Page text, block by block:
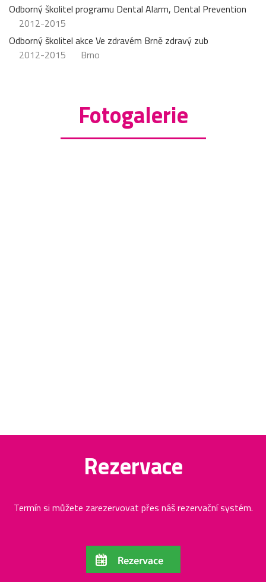
Odborný školitel programu Dental Alarm, Dental Prevention
2012-2015
Odborný školitel akce Ve zdravém Brně zdravý zub
2012-2015
Brno
Fotogalerie
Rezervace
Termín si můžete zarezervovat přes náš rezervační systém.